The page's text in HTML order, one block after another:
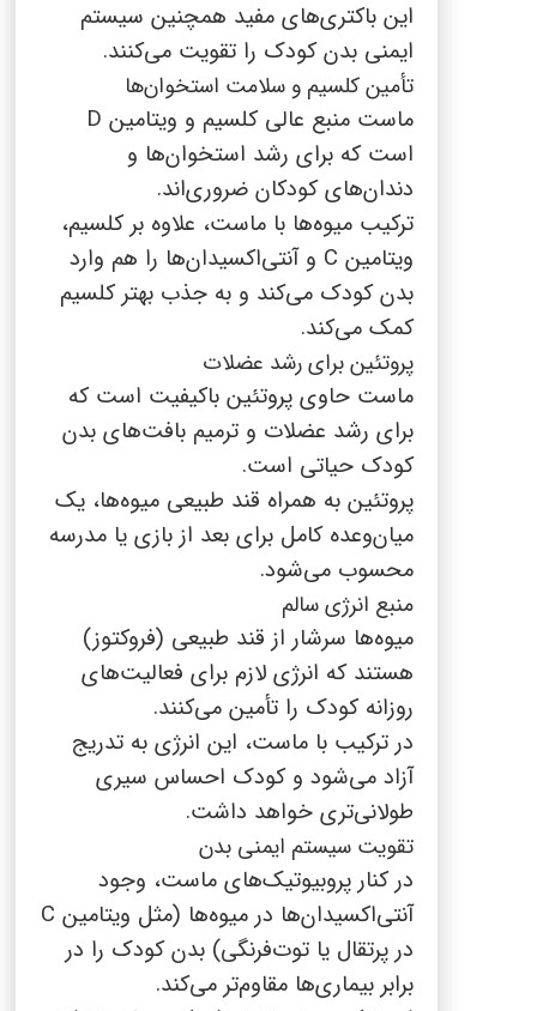
این باکتری‌های مفید همچنین سیستم
ایمنی بدن کودک را تقویت می‌کنند.
تأمین کلسیم و سلامت استخوان‌ها
ماست منبع عالی کلسیم و ویتامین D
است که برای رشد استخوان‌ها و
دندان‌های کودکان ضروری‌اند.
ترکیب میوه‌ها با ماست، علاوه بر کلسیم،
ویتامین C و آنتی‌اکسیدان‌ها را هم وارد
بدن کودک می‌کند و به جذب بهتر کلسیم
کمک می‌کند.
پروتئین برای رشد عضلات
ماست حاوی پروتئین باکیفیت است که
برای رشد عضلات و ترمیم بافت‌های بدن
کودک حیاتی است.
پروتئین به همراه قند طبیعی میوه‌ها، یک
میان‌وعده کامل برای بعد از بازی یا مدرسه
محسوب می‌شود.
منبع انرژی سالم
میوه‌ها سرشار از قند طبیعی (فروکتوز)
هستند که انرژی لازم برای فعالیت‌های
روزانه کودک را تأمین می‌کنند.
در ترکیب با ماست، این انرژی به تدریج
آزاد می‌شود و کودک احساس سیری
طولانی‌تری خواهد داشت.
تقویت سیستم ایمنی بدن
در کنار پروبیوتیک‌های ماست، وجود
آنتی‌اکسیدان‌ها در میوه‌ها (مثل ویتامین C
در پرتقال یا توت‌فرنگی) بدن کودک را در
برابر بیماری‌ها مقاوم‌تر می‌کند.